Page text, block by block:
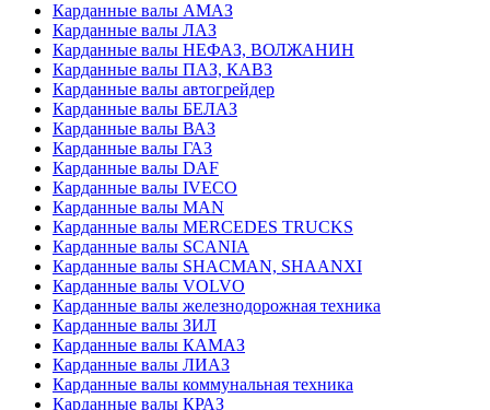
Карданные валы АМАЗ
Карданные валы ЛАЗ
Карданные валы НЕФАЗ, ВОЛЖАНИН
Карданные валы ПАЗ, КАВЗ
Карданные валы автогрейдер
Карданные валы БЕЛАЗ
Карданные валы ВАЗ
Карданные валы ГАЗ
Карданные валы DAF
Карданные валы IVECO
Карданные валы MAN
Карданные валы MERCEDES TRUCKS
Карданные валы SCANIA
Карданные валы SHACMAN, SHAANXI
Карданные валы VOLVO
Карданные валы железнодорожная техника
Карданные валы ЗИЛ
Карданные валы КАМАЗ
Карданные валы ЛИАЗ
Карданные валы коммунальная техника
Карданные валы КРАЗ